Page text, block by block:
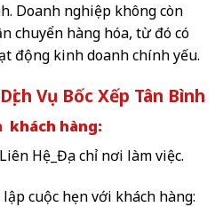
Doanh nghiệp không còn
chuyển hàng hóa, từ đó có
động kinh doanh chính yếu.
Vụ Bốc Xếp Tân Bình
khách hàng:
Hệ_Địa chỉ nơi làm việc.
cuộc hẹn với khách hàng: